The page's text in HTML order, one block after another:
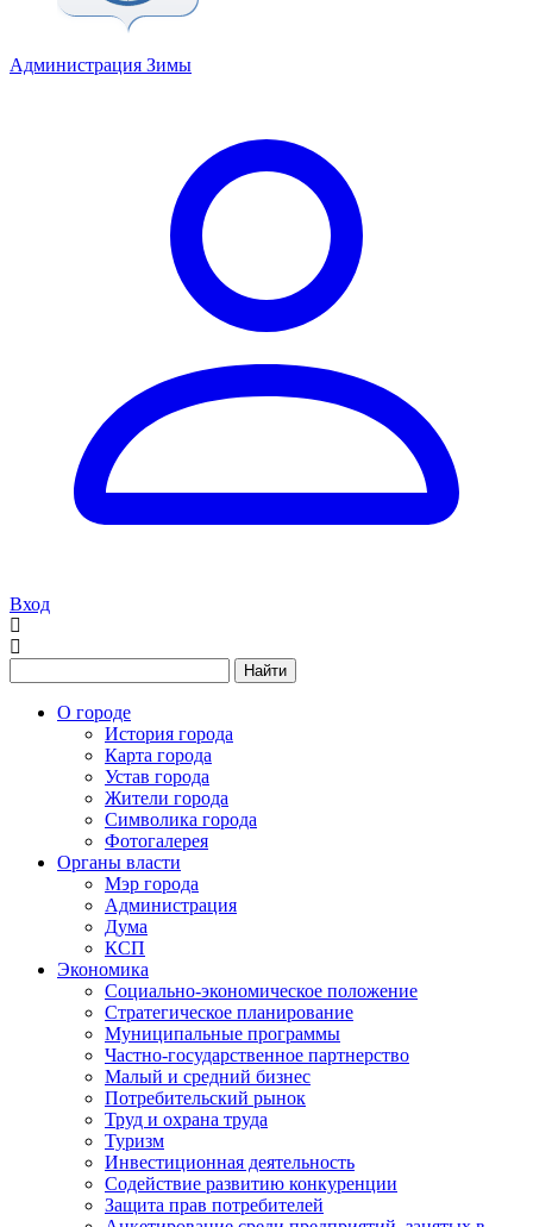
Администрация Зимы
Вход
Найти
О городе
История города
Карта города
Устав города
Жители города
Символика города
Фотогалерея
Органы власти
Мэр города
Администрация
Дума
КСП
Экономика
Социально-экономическое положение
Стратегическое планирование
Муниципальные программы
Частно-государственное партнерство
Малый и средний бизнес
Потребительский рынок
Труд и охрана труда
Туризм
Инвестиционная деятельность
Содействие развитию конкуренции
Защита прав потребителей